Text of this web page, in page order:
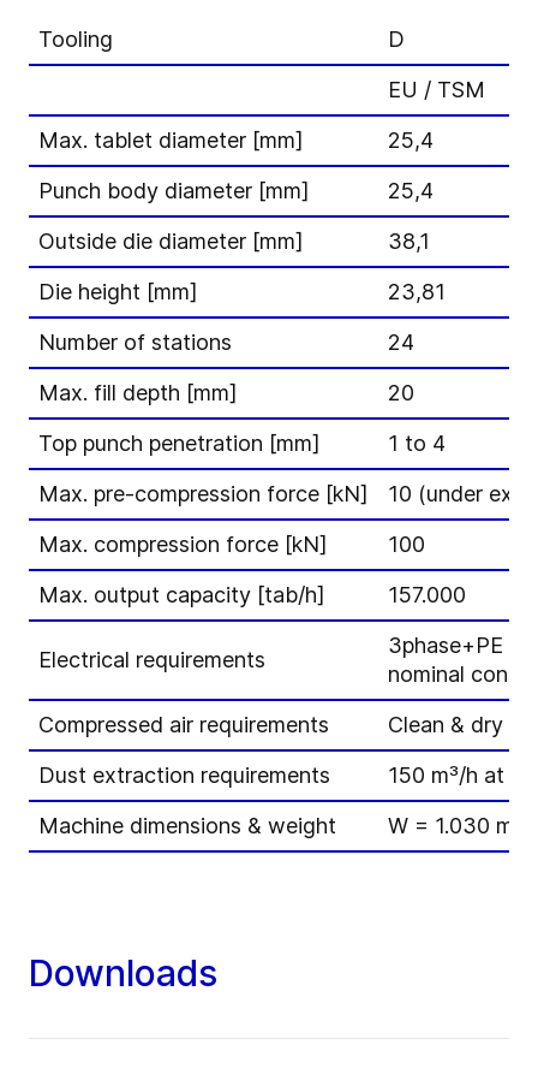
Tooling
D
EU / TSM
Max. tablet diameter [mm]
25,4
Punch body diameter [mm]
25,4
Outside die diameter [mm]
38,1
Die height [mm]
23,81
Number of stations
24
Max. fill depth [mm]
20
Top punch penetration [mm]
1 to 4
Max. pre-compression force [kN]
10 (under
Max. compression force [kN]
100
Max. output capacity [tab/h]
157.000
Electrical requirements
3phase+PE
nominal
Compressed air requirements
Clean & dry /
Dust extraction requirements
150 m³/h at
Machine dimensions & weight
W = 1.030
Downloads